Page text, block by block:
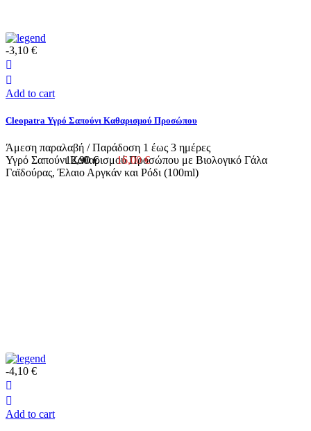
-3,10 €
Add to cart
Cleopatra Υγρό Σαπούνι Καθαρισμού Προσώπου
Άμεση παραλαβή / Παράδoση 1 έως 3 ημέρες
12,90 €
16,00 €
Υγρό Σαπούνι Καθαρισμού Προσώπου με Βιολογικό Γάλα
Γαϊδούρας, Έλαιο Αργκάν και Ρόδι (100ml)
-4,10 €
Add to cart